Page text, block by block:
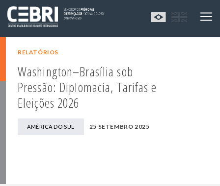
RELATÓRIOS
Washington–Brasília sob
Pressão: Diplomacia, Tarifas e
Eleições 2026
AMÉRICA DO SUL 25 SETEMBRO 2025